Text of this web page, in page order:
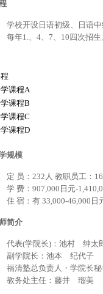
校开设日语初级、日语中
年1.、4、7、10四次招生
课程A
课程B
课程C
课程D
规模
员：232人 教职员工：
费：907,000日元-
宿：有 33,000-46,000日
简介
表(学院长)：池村 绅太
学院长：池本 纪代子
清塾总负责人・学院长
务处主任：藤井 瑠美